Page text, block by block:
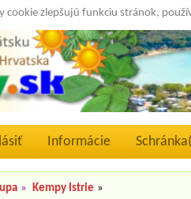
cookie zlepšujú funkciu stránok,
Informácie Schránka(
» Kempy Istrie »